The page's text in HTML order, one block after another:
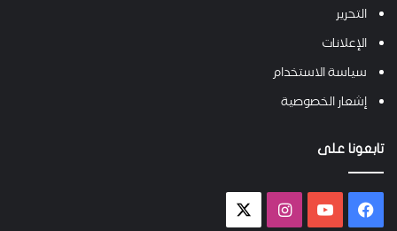
التحرير
الإعلانات
سياسة الاستخدام
إشعار الخصوصية
تابعونا على
فيسبوك يوتيوب انستقرام